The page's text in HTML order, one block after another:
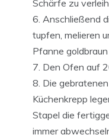
Schärfe zu
Anschließend
tupfen, melieren
Pfanne
Den Ofen auf
Die
Küchenkrepp
Stapel die
immer